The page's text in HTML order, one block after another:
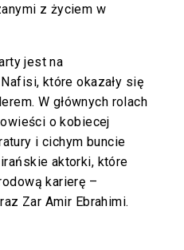
z życiem w
jest na
które okazały się
W głównych rolach
o kobiecej
i cichym buncie
aktorki, które
karierę –
Zar Amir Ebrahimi.